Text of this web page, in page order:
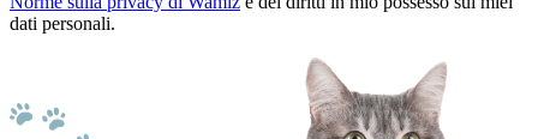
dati personali.